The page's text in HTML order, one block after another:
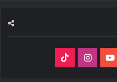
‫YouTubeانستقرام